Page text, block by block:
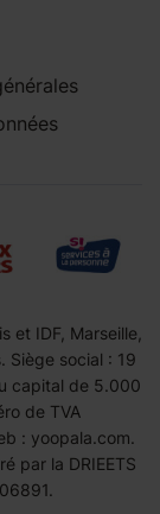
et IDF, Marseille,
Siège social : 19
capital de 5.000
de TVA
: yoopala.com.
par la DRIEETS